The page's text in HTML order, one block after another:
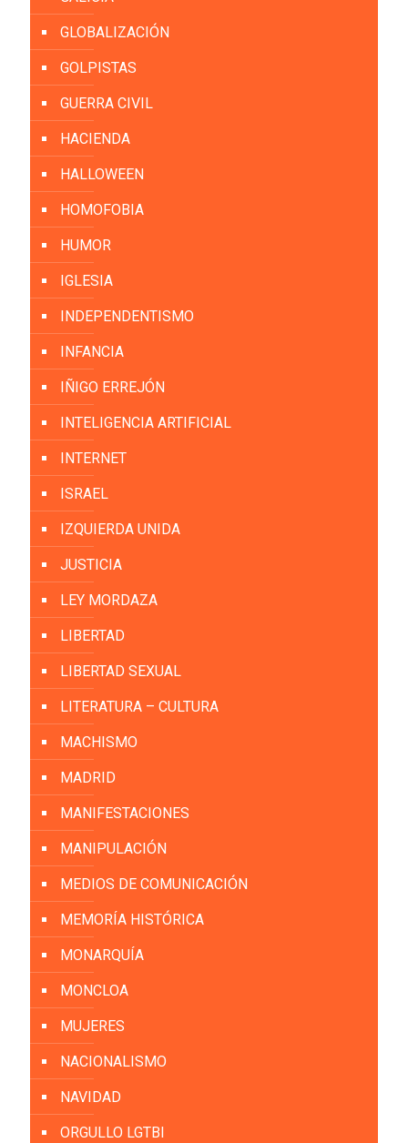
GLOBALIZACIÓN
GOLPISTAS
GUERRA CIVIL
HACIENDA
HALLOWEEN
HOMOFOBIA
HUMOR
IGLESIA
INDEPENDENTISMO
INFANCIA
IÑIGO ERREJÓN
INTELIGENCIA ARTIFICIAL
INTERNET
ISRAEL
IZQUIERDA UNIDA
JUSTICIA
LEY MORDAZA
LIBERTAD
LIBERTAD SEXUAL
LITERATURA – CULTURA
MACHISMO
MADRID
MANIFESTACIONES
MANIPULACIÓN
MEDIOS DE COMUNICACIÓN
MEMORÍA HISTÓRICA
MONARQUÍA
MONCLOA
MUJERES
NACIONALISMO
NAVIDAD
ORGULLO LGTBI